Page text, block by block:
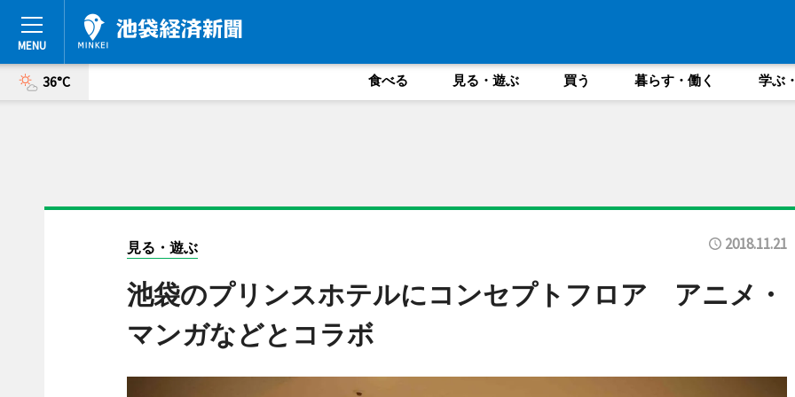
36°C 食べる 見る・遊ぶ 買う 暮らす・働く 学ぶ
見る・遊ぶ 2018.11.21
池袋のプリンスホテルにコンセプトフロア アニメ・
マンガなどとコラボ